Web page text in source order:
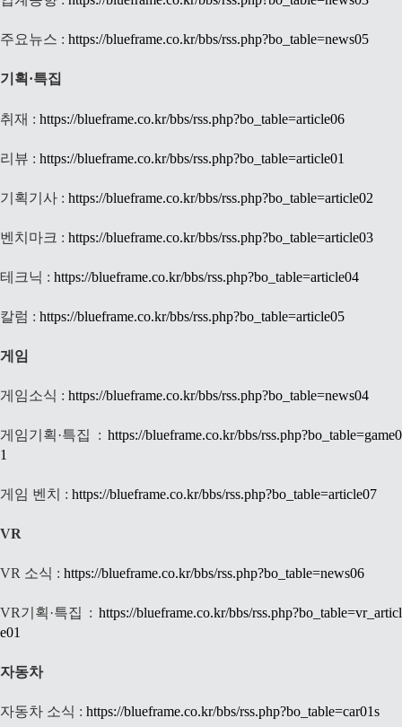
주요뉴스 : https://blueframe.co.kr/bbs/rss.php?bo_table=news05
기획·특집
취재 : https://blueframe.co.kr/bbs/rss.php?bo_table=article06
리뷰 : https://blueframe.co.kr/bbs/rss.php?bo_table=article01
기획기사 : https://blueframe.co.kr/bbs/rss.php?bo_table=article02
벤치마크 : https://blueframe.co.kr/bbs/rss.php?bo_table=article03
테크닉 : https://blueframe.co.kr/bbs/rss.php?bo_table=article04
칼럼 : https://blueframe.co.kr/bbs/rss.php?bo_table=article05
게임
게임소식 : https://blueframe.co.kr/bbs/rss.php?bo_table=news04
게임기획·특집 : https://blueframe.co.kr/bbs/rss.php?bo_table=game0
1
게임 벤치 : https://blueframe.co.kr/bbs/rss.php?bo_table=article07
VR
VR 소식 : https://blueframe.co.kr/bbs/rss.php?bo_table=news06
VR기획·특집 : https://blueframe.co.kr/bbs/rss.php?bo_table=vr_articl
e01
자동차
자동차 소식 : https://blueframe.co.kr/bbs/rss.php?bo_table=car01s